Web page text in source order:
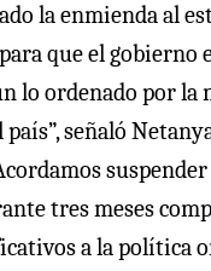
la enmienda al
que el gobierno
lo ordenado por la
país”, señaló
tres meses
a la política